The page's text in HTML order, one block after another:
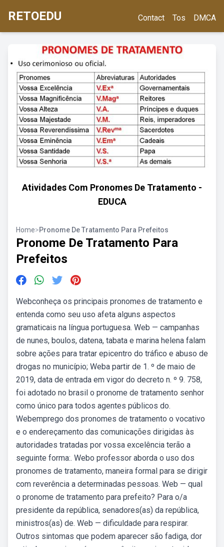
RETOEDU Contact Tos DMCA
Atividades Com Pronomes De Tratamento -
EDUCA
Home>Pronome De Tratamento Para Prefeitos
Pronome De Tratamento Para
Prefeitos
Webconheça os principais pronomes de tratamento e
entenda como seu uso afeta alguns aspectos
gramaticais na língua portuguesa. Web — campanhas
de nunes, boulos, datena, tabata e marina helena falam
sobre ações para tratar epicentro do tráfico e abuso de
drogas no município; Weba partir de 1. º de maio de
2019, data de entrada em vigor do decreto n. º 9. 758,
foi adotado no brasil o pronome de tratamento senhor
como único para todos agentes públicos do.
Webemprego dos pronomes de tratamento o vocativo
e o endereçamento das comunicações dirigidas às
autoridades tratadas por vossa excelência terão a
seguinte forma:. Webo professor aborda o uso dos
pronomes de tratamento, maneira formal para se dirigir
com reverência a determinadas pessoas. Web — qual
o pronome de tratamento para prefeito? Para o/a
presidente da república, senadores(as) da república,
ministros(as) de. Web — dificuldade para respirar.
Outros sintomas que podem aparecer são fadiga, dor